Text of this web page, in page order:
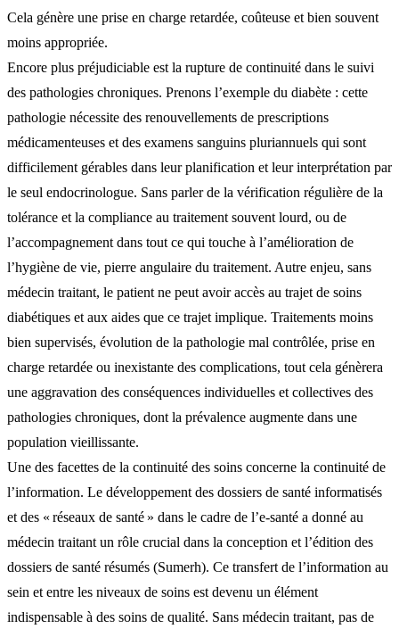
Cela génère une prise en charge retardée, coûteuse et bien souvent
moins appropriée.
Encore plus préjudiciable est la rupture de continuité dans le suivi
des pathologies chroniques. Prenons l’exemple du diabète : cette
pathologie nécessite des renouvellements de prescriptions
médicamenteuses et des examens sanguins pluriannuels qui sont
difficilement gérables dans leur planification et leur interprétation par
le seul endocrinologue. Sans parler de la vérification régulière de la
tolérance et la compliance au traitement souvent lourd, ou de
l’accompagnement dans tout ce qui touche à l’amélioration de
l’hygiène de vie, pierre angulaire du traitement. Autre enjeu, sans
médecin traitant, le patient ne peut avoir accès au trajet de soins
diabétiques et aux aides que ce trajet implique. Traitements moins
bien supervisés, évolution de la pathologie mal contrôlée, prise en
charge retardée ou inexistante des complications, tout cela génèrera
une aggravation des conséquences individuelles et collectives des
pathologies chroniques, dont la prévalence augmente dans une
population vieillissante.
Une des facettes de la continuité des soins concerne la continuité de
l’information. Le développement des dossiers de santé informatisés
et des « réseaux de santé » dans le cadre de l’e-santé a donné au
médecin traitant un rôle crucial dans la conception et l’édition des
dossiers de santé résumés (Sumerh). Ce transfert de l’information au
sein et entre les niveaux de soins est devenu un élément
indispensable à des soins de qualité. Sans médecin traitant, pas de